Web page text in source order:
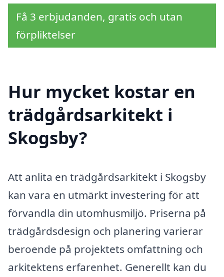
Få 3 erbjudanden, gratis och utan
förpliktelser
Hur mycket kostar en
trädgårdsarkitekt i
Skogsby?
Att anlita en trädgårdsarkitekt i Skogsby
kan vara en utmärkt investering för att
förvandla din utomhusmiljö. Priserna på
trädgårdsdesign och planering varierar
beroende på projektets omfattning och
arkitektens erfarenhet. Generellt kan du